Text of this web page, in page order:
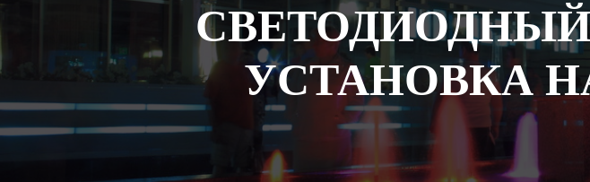
УСТАНОВКА